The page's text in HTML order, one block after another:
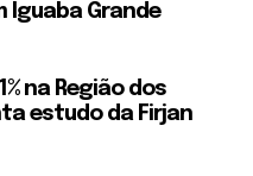
Iguaba Grande
na Região dos
estudo da Firjan